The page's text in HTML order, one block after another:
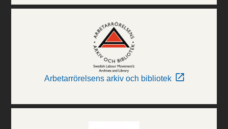
Arbetarrörelsens arkiv och bibliotek